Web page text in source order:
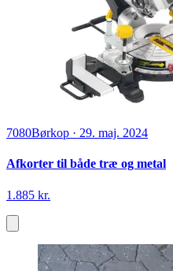
7080Børkop · 29. maj. 2024
Afkorter til både træ og metal
1.885 kr.